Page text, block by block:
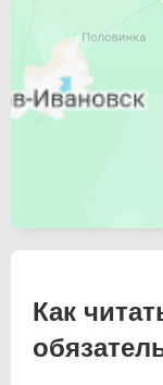
Как